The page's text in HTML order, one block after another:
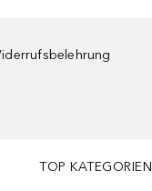
TOP KATEGORIEN